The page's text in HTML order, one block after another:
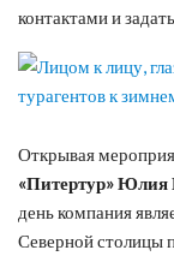
контактами и
Открывая
«Питертур» Юлия
день компания
Северной столицы